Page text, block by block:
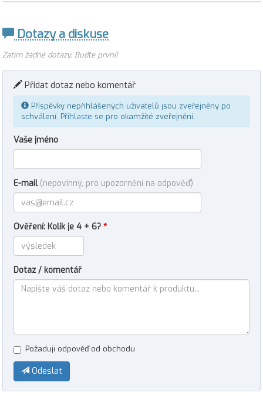
Dotazy a diskuse
Zatím žádné dotazy. Buďte první!
Přidat dotaz nebo komentář
Příspěvky nepřihlášených uživatelů jsou zveřejněny po
schválení. Přihlaste se pro okamžité zveřejnění.
Vaše jméno
E-mail (nepovinný, pro upozornění na odpověď)
Ověření: Kolik je 4 + 6? *
Dotaz / komentář
Požaduji odpověď od obchodu
Odeslat